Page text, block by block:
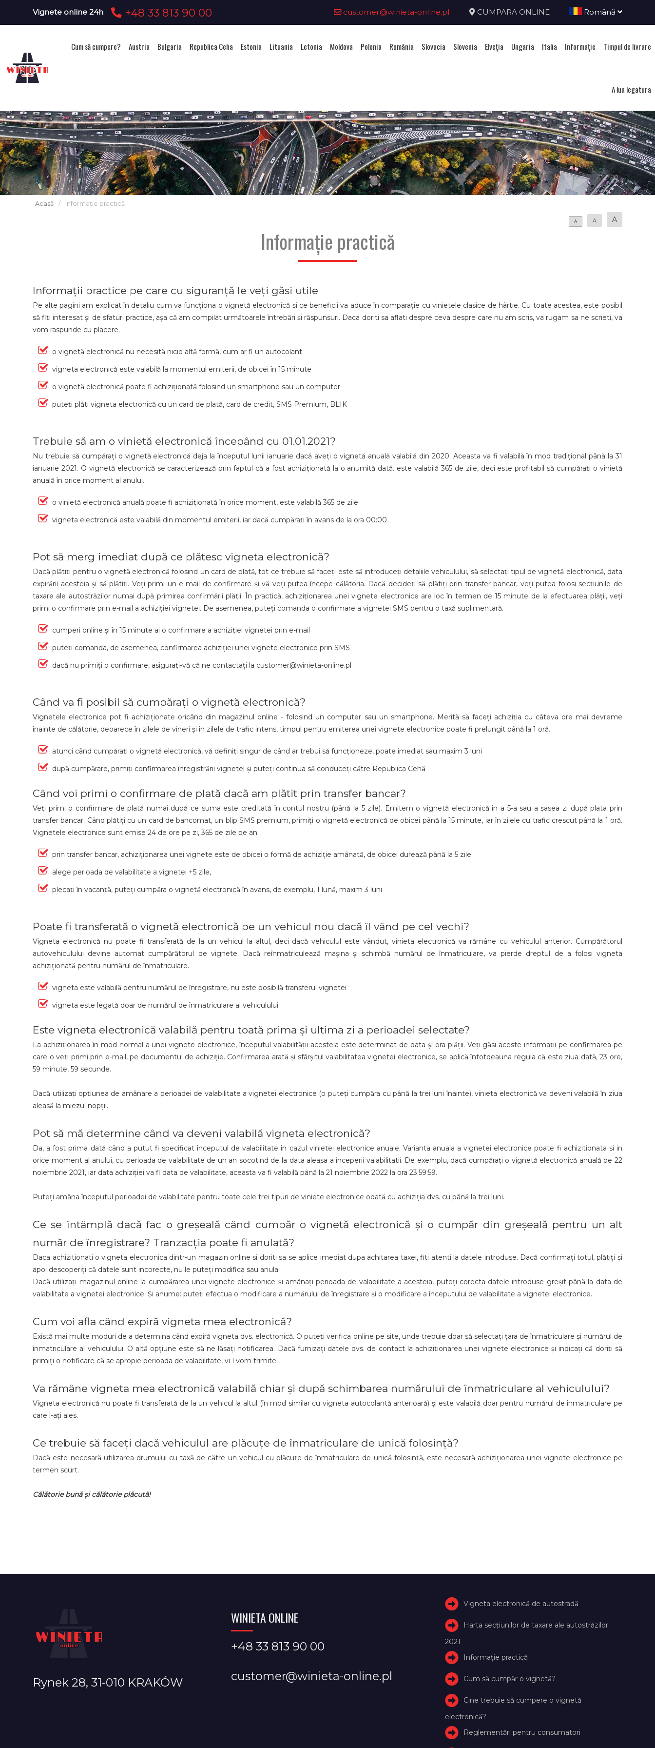
Vignete online 24h +48 33 813 90 00 customer@winieta-online.pl CUMPARA ONLINE Română
Cum să cumpere? Austria Bulgaria Republica Ceha Estonia Lituania Letonia Moldova Polonia România Slovacia Slovenia Elveţia Ungaria Italia Informație Timpul de livrare
A lua legatura
Acasă / Informație practică
A A A
Informație practică
Informații practice pe care cu siguranță le veți găsi utile
Pe alte pagini am explicat în detaliu cum va funcționa o vignetă electronică și ce beneficii va aduce în comparație cu vinietele clasice de hârtie. Cu toate acestea, este posibil
să fiți interesat și de sfaturi practice, așa că am compilat următoarele întrebări și răspunsuri. Daca doriti sa aflati despre ceva despre care nu am scris, va rugam sa ne scrieti, va
vom raspunde cu placere.
o vignetă electronică nu necesită nicio altă formă, cum ar fi un autocolant
vigneta electronică este valabilă la momentul emiterii, de obicei în 15 minute
o vignetă electronică poate fi achiziționată folosind un smartphone sau un computer
puteți plăti vigneta electronică cu un card de plată, card de credit, SMS Premium, BLIK
Trebuie să am o vinietă electronică începând cu 01.01.2021?
Nu trebuie să cumpărați o vignetă electronică deja la începutul lunii ianuarie dacă aveți o vignetă anuală valabilă din 2020. Aceasta va fi valabilă în mod tradițional până la 31
ianuarie 2021. O vignetă electronică se caracterizează prin faptul că a fost achiziționată la o anumită dată. este valabilă 365 de zile, deci este profitabil să cumpărați o vinietă
anuală în orice moment al anului.
o vinietă electronică anuală poate fi achiziționată în orice moment, este valabilă 365 de zile
vigneta electronică este valabilă din momentul emiterii, iar dacă cumpărați în avans de la ora 00:00
Pot să merg imediat după ce plătesc vigneta electronică?
Dacă plătiți pentru o vignetă electronică folosind un card de plată, tot ce trebuie să faceți este să introduceți detaliile vehiculului, să selectați tipul de vignetă electronică, data
expirării acesteia și să plătiți. Veți primi un e-mail de confirmare și vă veți putea începe călătoria. Dacă decideți să plătiți prin transfer bancar, veți putea folosi secțiunile de
taxare ale autostrăzilor numai după primirea confirmării plății. În practică, achiziționarea unei vignete electronice are loc în termen de 15 minute de la efectuarea plății, veți
primi o confirmare prin e-mail a achiziției vignetei. De asemenea, puteți comanda o confirmare a vignetei SMS pentru o taxă suplimentară.
cumperi online și în 15 minute ai o confirmare a achiziției vignetei prin e-mail
puteți comanda, de asemenea, confirmarea achiziției unei vignete electronice prin SMS
dacă nu primiți o confirmare, asigurați-vă că ne contactați la customer@winieta-online.pl
Când va fi posibil să cumpărați o vignetă electronică?
Vignetele electronice pot fi achiziționate oricând din magazinul online - folosind un computer sau un smartphone. Merită să faceți achiziția cu câteva ore mai devreme
înainte de călătorie, deoarece în zilele de vineri și în zilele de trafic intens, timpul pentru emiterea unei vignete electronice poate fi prelungit până la 1 oră.
atunci când cumpărați o vignetă electronică, vă definiți singur de când ar trebui să funcționeze, poate imediat sau maxim 3 luni
după cumpărare, primiți confirmarea înregistrării vignetei și puteți continua să conduceți către Republica Cehă
Când voi primi o confirmare de plată dacă am plătit prin transfer bancar?
Veți primi o confirmare de plată numai după ce suma este creditată în contul nostru (până la 5 zile). Emitem o vignetă electronică în a 5-a sau a șasea zi după plata prin
transfer bancar. Când plătiți cu un card de bancomat, un blip SMS premium, primiți o vignetă electronică de obicei până la 15 minute, iar în zilele cu trafic crescut până la 1 oră.
Vignetele electronice sunt emise 24 de ore pe zi, 365 de zile pe an.
prin transfer bancar, achiziționarea unei vignete este de obicei o formă de achiziție amânată, de obicei durează până la 5 zile
alege perioada de valabilitate a vignetei +5 zile,
plecați în vacanță, puteți cumpăra o vignetă electronică în avans, de exemplu, 1 lună, maxim 3 luni
Poate fi transferată o vignetă electronică pe un vehicul nou dacă îl vând pe cel vechi?
Vigneta electronică nu poate fi transferată de la un vehicul la altul, deci dacă vehiculul este vândut, vinieta electronică va rămâne cu vehiculul anterior. Cumpărătorul
autovehiculului devine automat cumpărătorul de vignete. Dacă reînmatriculează mașina și schimbă numărul de înmatriculare, va pierde dreptul de a folosi vigneta
achiziționată pentru numărul de înmatriculare.
vigneta este valabilă pentru numărul de înregistrare, nu este posibilă transferul vignetei
vigneta este legată doar de numărul de înmatriculare al vehiculului
Este vigneta electronică valabilă pentru toată prima și ultima zi a perioadei selectate?
La achiziționarea în mod normal a unei vignete electronice, începutul valabilității acesteia este determinat de data și ora plății. Veți găsi aceste informații pe confirmarea pe
care o veți primi prin e-mail, pe documentul de achiziție. Confirmarea arată și sfârșitul valabilitatea vignetei electronice, se aplică întotdeauna regula că este ziua dată, 23 ore,
59 minute, 59 secunde.
Dacă utilizați opțiunea de amânare a perioadei de valabilitate a vignetei electronice (o puteți cumpăra cu până la trei luni înainte), vinieta electronică va deveni valabilă în ziua
aleasă la miezul nopții.
Pot să mă determine când va deveni valabilă vigneta electronică?
Da, a fost prima dată când a putut fi specificat începutul de valabilitate în cazul vinietei electronice anuale. Varianta anuala a vignetei electronice poate fi achizitionata si in
orice moment al anului, cu perioada de valabilitate de un an socotind de la data aleasa a inceperii valabilitatii. De exemplu, dacă cumpărați o vignetă electronică anuală pe 22
noiembrie 2021, iar data achiziției va fi data de valabilitate, aceasta va fi valabilă până la 21 noiembrie 2022 la ora 23:59:59.
Puteți amâna începutul perioadei de valabilitate pentru toate cele trei tipuri de viniete electronice odată cu achiziția dvs. cu până la trei luni.
Ce se întâmplă dacă fac o greșeală când cumpăr o vignetă electronică și o cumpăr din greșeală pentru un alt
număr de înregistrare? Tranzacția poate fi anulată?
Daca achizitionati o vigneta electronica dintr-un magazin online si doriti sa se aplice imediat dupa achitarea taxei, fiti atenti la datele introduse. Dacă confirmați totul, plătiți și
apoi descoperiți că datele sunt incorecte, nu le puteți modifica sau anula.
Dacă utilizați magazinul online la cumpărarea unei vignete electronice și amânați perioada de valabilitate a acesteia, puteți corecta datele introduse greșit până la data de
valabilitate a vignetei electronice. Și anume: puteți efectua o modificare a numărului de înregistrare și o modificare a începutului de valabilitate a vignetei electronice.
Cum voi afla când expiră vigneta mea electronică?
Există mai multe moduri de a determina când expiră vigneta dvs. electronică. O puteți verifica online pe site, unde trebuie doar să selectați țara de înmatriculare și numărul de
înmatriculare al vehiculului. O altă opțiune este să ne lăsați notificarea. Dacă furnizați datele dvs. de contact la achiziționarea unei vignete electronice și indicați că doriți să
primiți o notificare că se apropie perioada de valabilitate, vi-l vom trimite.
Va rămâne vigneta mea electronică valabilă chiar și după schimbarea numărului de înmatriculare al vehiculului?
Vigneta electronică nu poate fi transferată de la un vehicul la altul (în mod similar cu vigneta autocolantă anterioară) și este valabilă doar pentru numărul de înmatriculare pe
care l-ați ales.
Ce trebuie să faceți dacă vehiculul are plăcuțe de înmatriculare de unică folosință?
Dacă este necesară utilizarea drumului cu taxă de către un vehicul cu plăcuțe de înmatriculare de unică folosință, este necesară achiziționarea unei vignete electronice pe
termen scurt.
Călătorie bună și călătorie plăcută!
Rynek 28, 31-010 KRAKÓW
WINIETA ONLINE
+48 33 813 90 00
customer@winieta-online.pl
Vigneta electronică de autostradă
Harta secțiunilor de taxare ale autostrăzilor
2021
Informație practică
Cum să cumpăr o vignetă?
Cine trebuie să cumpere o vignetă
electronică?
Reglementări pentru consumatori